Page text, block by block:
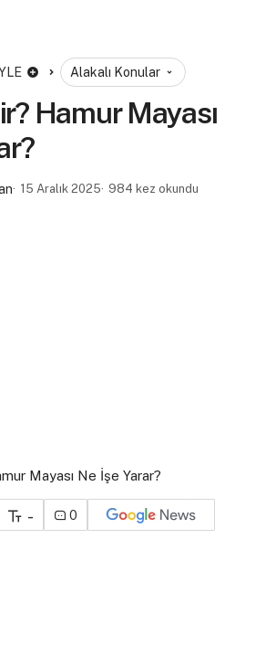
Alakalı Konular
Hamur Mayası
15 Aralık 2025 984 kez okundu
- 0